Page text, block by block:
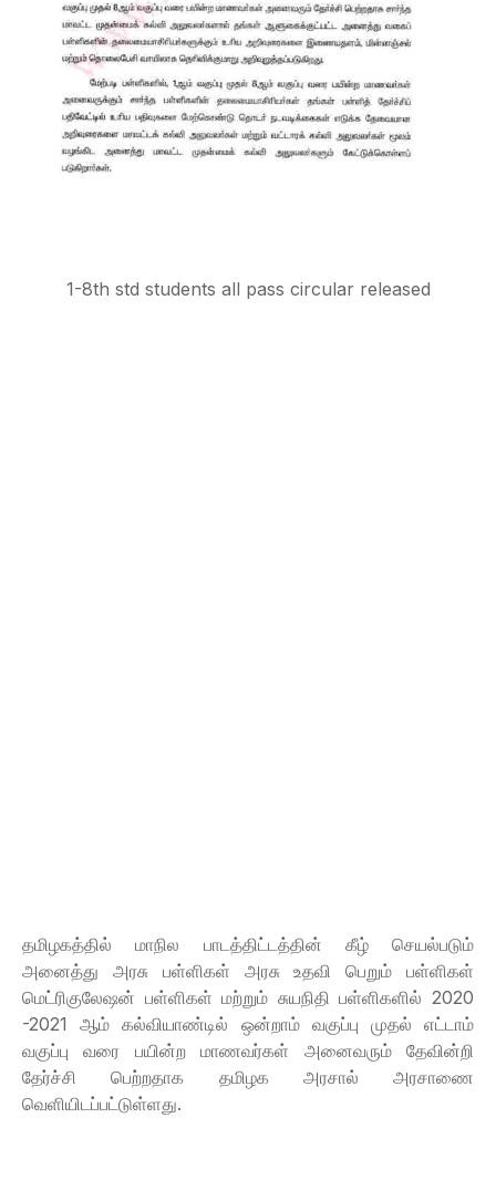
1-8th std students all pass circular released
தமிழகத்தில் மாநில பாடத்திட்டத்தின் கீழ் செயல்படும்
அனைத்து அரசு பள்ளிகள் அரசு உதவி பெறும் பள்ளிகள்
மெட்ரிகுலேஷன் பள்ளிகள் மற்றும் சுயநிதி பள்ளிகளில் 2020
-2021 ஆம் கல்வியாண்டில் ஒன்றாம் வகுப்பு முதல் எட்டாம்
வகுப்பு வரை பயின்ற மாணவர்கள் அனைவரும் தேவின்றி
தேர்ச்சி பெற்றதாக தமிழக அரசால் அரசாணை
வெளியிடப்பட்டுள்ளது.